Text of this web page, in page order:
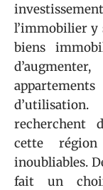
l’immobilier y
biens
recherchent
cette
inoubliables.
fait un